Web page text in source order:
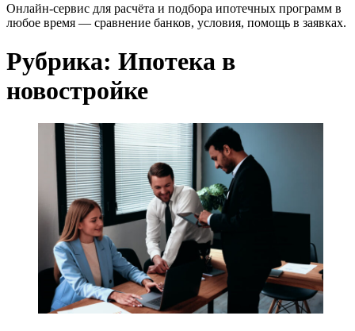
Онлайн-сервис для расчёта и подбора ипотечных программ в
любое время — сравнение банков, условия, помощь в заявках.
Рубрика: Ипотека в
новостройке